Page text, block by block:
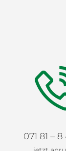
071 81 – 8